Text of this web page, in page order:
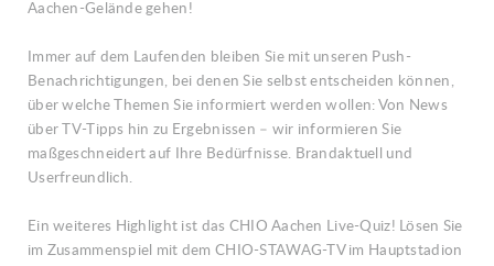
Aachen-Gelände gehen!
Immer auf dem Laufenden bleiben Sie mit unseren Push-
Benachrichtigungen, bei denen Sie selbst entscheiden können,
über welche Themen Sie informiert werden wollen: Von News
über TV-Tipps hin zu Ergebnissen – wir informieren Sie
maßgeschneidert auf Ihre Bedürfnisse. Brandaktuell und
Userfreundlich.
Ein weiteres Highlight ist das CHIO Aachen Live-Quiz! Lösen Sie
im Zusammenspiel mit dem CHIO-STAWAG-TV im Hauptstadion